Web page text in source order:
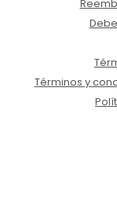
Términos y